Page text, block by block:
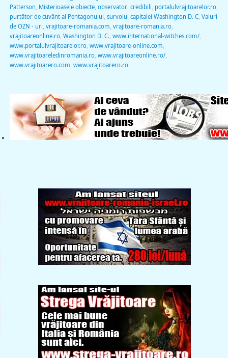
Patterson Misterioasele obiecte, observatori credibili portalulvrajitoarelor.ro,
purtător de cuvânt al Pentagonului survolul capitalei Washington D. C, Valuri
de OZN - uri vrajitoare-romania.com vrajitoare-romania.ro,
vrajitoareonline.ro, Washington D. C. www.international-witches.com/,
www.portalulvrajitoarelor.ro, www.vrajitoare-online.com
www.vrajitoareledinromania.ro, www.vrajitoareonline.ro/,
www.vrajitoarero.com www.vrajitoarero.ro